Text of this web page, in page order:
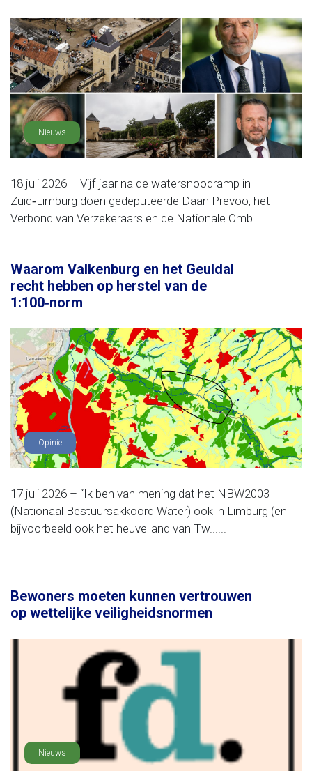
Nieuws
18 juli 2026 – Vijf jaar na de watersnoodramp in
Zuid‑Limburg doen gedeputeerde Daan Prevoo, het
Verbond van Verzekeraars en de Nationale Omb......
Waarom Valkenburg en het Geuldal
recht hebben op herstel van de
1:100‑norm
Opinie
17 juli 2026 – “Ik ben van mening dat het NBW2003
(Nationaal Bestuursakkoord Water) ook in Limburg (en
bijvoorbeeld ook het heuvelland van Tw......
Bewoners moeten kunnen vertrouwen
op wettelijke veiligheidsnormen
Nieuws